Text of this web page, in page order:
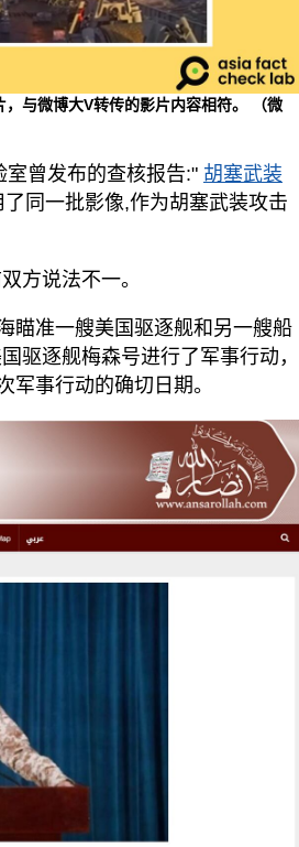
与微博大V转传的影片内容相符。 （微
曾发布的查核报告:" 胡塞武装
同一批影像,作为胡塞武装攻击
方说法不一。
瞄准一艘美国驱逐舰和另一艘船
驱逐舰梅森号进行了军事行动，
军事行动的确切日期。